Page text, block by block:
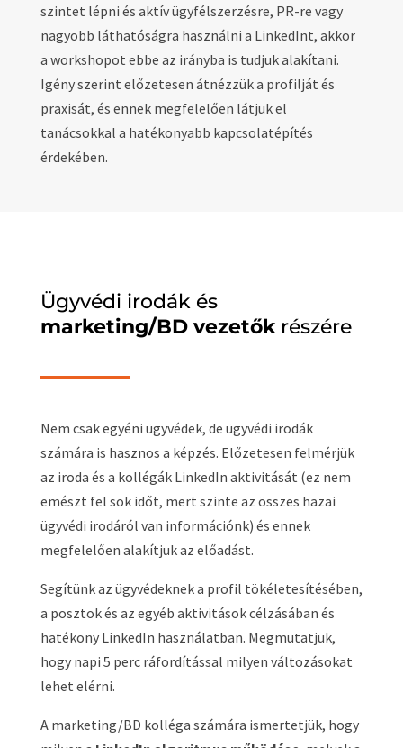
szintet lépni és aktív ügyfélszerzésre, PR-re vagy
nagyobb láthatóságra használni a LinkedInt, akkor
a workshopot ebbe az irányba is tudjuk alakítani.
Igény szerint előzetesen átnézzük a profilját és
praxisát, és ennek megfelelően látjuk el
tanácsokkal a hatékonyabb kapcsolatépítés
érdekében.
Ügyvédi irodák és
marketing/BD vezetőkrészére
Nem csak egyéni ügyvédek, de ügyvédi irodák
számára is hasznos a képzés. Előzetesen felmérjük
az iroda és a kollégák LinkedIn aktivitását (ez nem
emészt fel sok időt, mert szinte az összes hazai
ügyvédi irodáról van információnk) és ennek
megfelelően alakítjuk az előadást.
Segítünk az ügyvédeknek a profil tökéletesítésében,
a posztok és az egyéb aktivitások célzásában és
hatékony LinkedIn használatban. Megmutatjuk,
hogy napi 5 perc ráfordítással milyen változásokat
lehet elérni.
A marketing/BD kolléga számára ismertetjük, hogy